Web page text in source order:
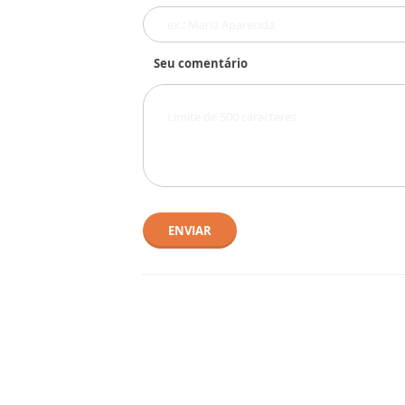
Seu comentário
ENVIAR